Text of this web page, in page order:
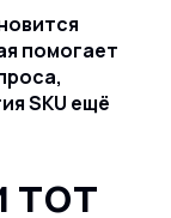
помогает
SKU ещё
тот